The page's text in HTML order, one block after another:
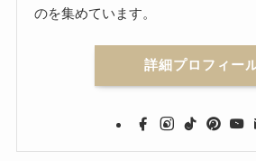
のを集めています。
詳細プロフィー